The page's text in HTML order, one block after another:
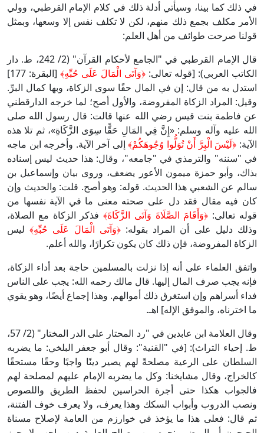
في ذلك كما بينا، وسيأتي أدلة ذلك في كلام الإمام القرطبي، وولي
الأمر مكلف بجمع ذلك منهم، لكن لا تكلف نفس إلا وسعها، وبمثل
قولنا صرحت طوائف من أهل العلم:
قال الإمام القرطبي في "الجامع لأحكام القرآن" (2/ 242، ط. دار
الكاتب العربي): [قوله تعالى: ﴿وَآتَى الْمَالَ عَلَى حُبِّهِ﴾
[البقرة: 177]
استدل به من قال: إن في المال حقًا سوى الزكاة، وبها كمال البرِّ.
وقيل: المراد الزكاة المفروضة، والأول أصح؛ لما خرجه الدارقطني
عن فاطمة بنت قيس رضي الله عنها قالت: قال رسول الله صلى
الله عليه وآله وسلم: «إِنَّ فِي المَالِ حَقًّا سِوَى الزَّكَاةِ»، ثم تلا هذه
الآية: ﴿لَيْسَ الْبِرَّ أَنْ تُوَلُّوا وُجُوهَكُمْ﴾إلى آخر الآية. وأخرجه ابن ماجه
في "سننه" والترمذي في "جامعه"، وقال: هذا حديث ليس إسناده
بذاك، وأبو حمزة ميمون الأعور يضعف، وروى بيان وإسماعيل بن
سالم عن الشعبي هذا الحديث. قوله: وهو أصح. قلت: والحديث وإن
كان فيه مقال فقد دل على صحته معنى ما في الآية نفسها من
قوله تعالى: ﴿وَأَقَامَ الصَّلَاةَ وَآتَى الزَّكَاةَ﴾فذكر الزكاة مع الصلاة،
وذلك دليل على أن المراد بقوله:﴿وَآتَى الْمَالَ عَلَى حُبِّهِ﴾ليس
الزكاة المفروضة، فإن ذلك كان يكون تكرارًا، والله أعلم.
واتفق العلماء على أنه إذا نزلت بالمسلمين حاجة بعد أداء الزكاة،
فإنه يجب صرف المال إليها. قال مالك رحمه الله: يجب على الناس
فداء أسراهم وإن استغرق ذلك أموالهم. وهذا إجماع أيضًا، وهو يقوي
ما اخترناه، والموفق الإله] اهـ.
وقال العلامة ابن عابدين في "رد المحتار على الدر المختار" (2/ 57،
ط. إحياء التراث): [في "القنية": وقال أبو جعفر البلخي: ما يضربه
السلطان على الرعية مصلحةً لهم يصير دينًا واجبًا وحقًا مستحقًا
كالخراج، وقال مشايخنا: وكل ما يضربه الإمام عليهم لمصلحة لهم
فالجواب هكذا حتى أجرة الحراسين لحفظ الطريق واللصوص
ونصب الدروب وأبواب السكك وهذا يعرف، ولا يعرف خوف الفتنة،
ثم قال: فعلى هذا ما يؤخذ في خوارزم من العامة لإصلاح مسناة